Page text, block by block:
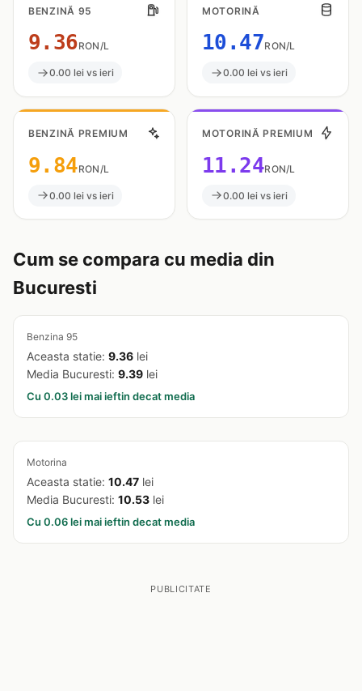
BENZINĂ 95
9.36RON/L
0.00 lei vs ieri
MOTORINĂ
10.47RON/L
0.00 lei vs ieri
BENZINĂ PREMIUM
9.84RON/L
0.00 lei vs ieri
MOTORINĂ PREMIUM
11.24RON/L
0.00 lei vs ieri
Cum se compara cu media din
Bucuresti
Benzina 95
Aceasta statie: 9.36 lei
Media Bucuresti: 9.39 lei
Cu 0.03 lei mai ieftin decat media
Motorina
Aceasta statie: 10.47 lei
Media Bucuresti: 10.53 lei
Cu 0.06 lei mai ieftin decat media
PUBLICITATE